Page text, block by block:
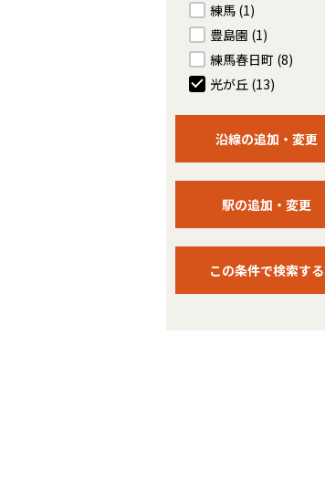
練馬 (1)
豊島園 (1)
練馬春日町 (8)
光が丘 (13)